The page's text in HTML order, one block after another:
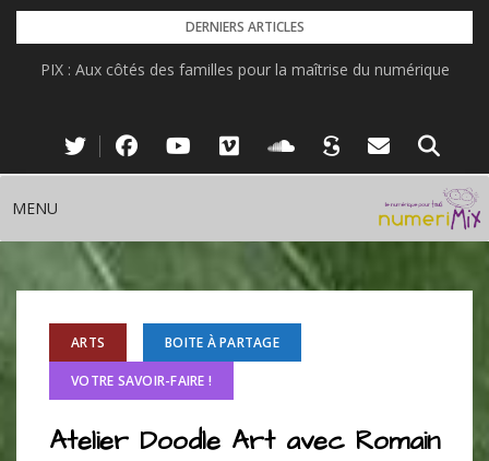
Skip
content
DERNIERS ARTICLES
PIX : Aux côtés des familles pour la maîtrise du numérique
MENU
ARTS BOITE À PARTAGE
VOTRE SAVOIR-FAIRE !
Atelier Doodle Art avec Romain